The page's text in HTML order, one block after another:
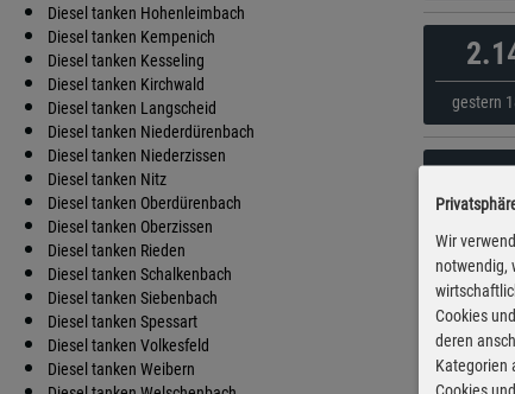
Diesel tanken Hohenleimbach
Diesel tanken Kempenich
Diesel tanken Kesseling
Diesel tanken Kirchwald
Diesel tanken Langscheid
Diesel tanken Niederdürenbach
Diesel tanken Niederzissen
Diesel tanken Nitz
Diesel tanken Oberdürenbach
Diesel tanken Oberzissen
Diesel tanken Rieden
Diesel tanken Schalkenbach
Diesel tanken Siebenbach
Diesel tanken Spessart
Diesel tanken Volkesfeld
Diesel tanken Weibern
gestern
gestern
Wir
notwendig,
Cookies
deren
Kategorien
Cookies